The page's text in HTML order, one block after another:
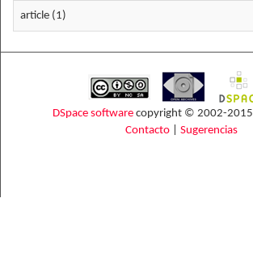
article (1)
DSpace software copyright © 2002-2015
Contacto| Sugerencias